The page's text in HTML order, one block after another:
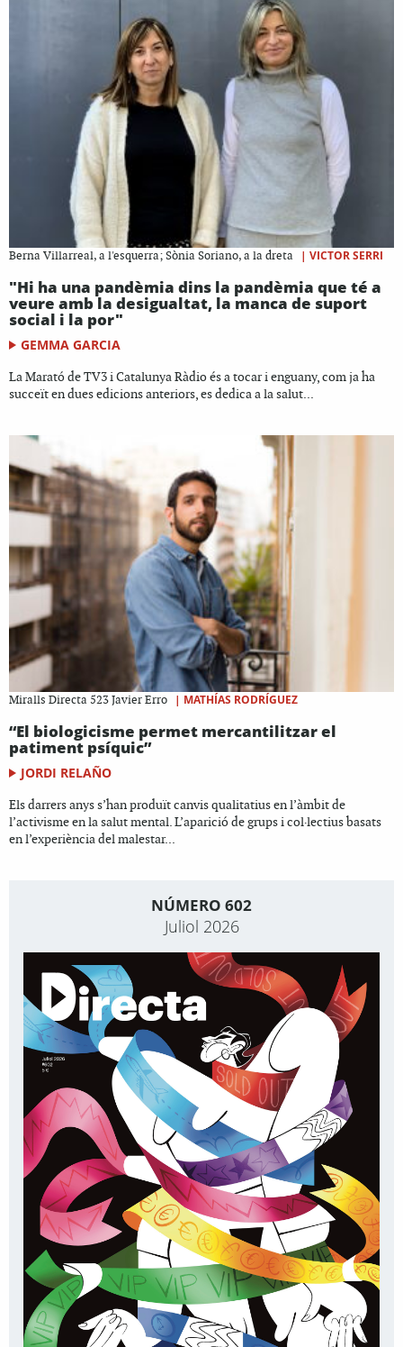
Berna Villarreal, a l'esquerra; Sònia Soriano, a la dreta | VICTOR SERRI
"Hi ha una pandèmia dins la pandèmia que té a
veure amb la desigualtat, la manca de suport
social i la por"
GEMMA GARCIA
La Marató de TV3 i Catalunya Ràdio és a tocar i enguany, com ja ha
succeït en dues edicions anteriors, es dedica a la salut...
Miralls Directa 523 Javier Erro | MATHÍAS RODRÍGUEZ
“El biologicisme permet mercantilitzar el
patiment psíquic”
JORDI RELAÑO
Els darrers anys s’han produït canvis qualitatius en l’àmbit de
l’activisme en la salut mental. L’aparició de grups i col·lectius basats
en l’experiència del malestar...
NÚMERO 602
Juliol 2026